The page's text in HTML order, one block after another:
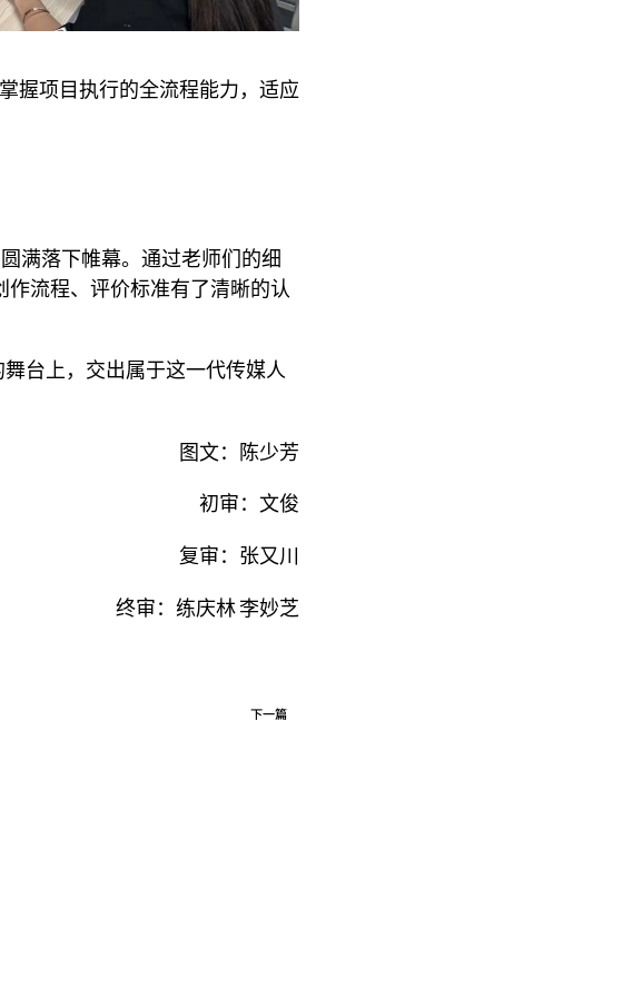
握项目执行的全流程能力，适应
满落下帷幕。通过老师们的细
流程、评价标准有了清晰的认
舞台上，交出属于这一代传媒人
图文：陈少芳
初审：文俊
复审：张又川
终审：练庆林李妙芝
下一篇